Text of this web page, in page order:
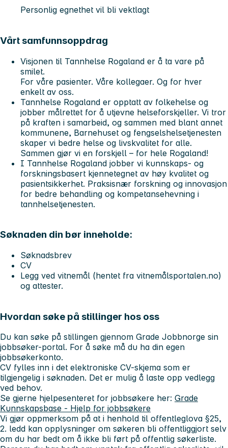
Personlig egnethet vil bli vektlagt
Vårt samfunnsoppdrag
Visjonen til Tannhelse Rogaland er å ta vare på
smilet.
For våre pasienter. Våre kollegaer. Og for hver
enkelt av oss.
Tannhelse Rogaland er opptatt av folkehelse og
jobber målrettet for å utjevne helseforskjeller. Vi tror
på kraften i samarbeid, og sammen med blant annet
kommunene, Barnehuset og fengselshelsetjenesten
skaper vi bedre helse og livskvalitet for alle.
Sammen gjør vi en forskjell – for hele Rogaland!
I Tannhelse Rogaland jobber vi kunnskaps- og
forskningsbasert kjennetegnet av høy kvalitet og
pasientsikkerhet. Praksisnær forskning og innovasjon
for bedre behandling og kompetansehevning i
tannhelsetjenesten.
Søknaden din bør inneholde:
Søknadsbrev
CV
Legg ved vitnemål (hentet fra vitnemålsportalen.no)
og attester.
Hvordan søke på stillinger hos oss
Du kan søke på stillingen gjennom Grade Jobbnorge sin
jobbsøker-portal. For å søke må du ha din egen
jobbsøkerkonto.
CV fylles inn i det elektroniske CV-skjema som er
tilgjengelig i søknaden. Det er mulig å laste opp vedlegg
ved behov.
Se gjerne hjelpesenteret for jobbsøkere her: Grade
Kunnskapsbase - Hjelp for jobbsøkere
Vi gjør oppmerksom på at i henhold til offentleglova §25,
2. ledd kan opplysninger om søkeren bli offentliggjort selv
om du har bedt om å ikke bli ført på offentlig søkerliste.